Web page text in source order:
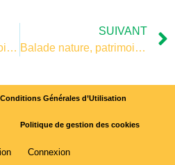
Balade nature, patrimoine et musicale aux chaumes de la Tourette à La Couronne
SUIVANT
Balade nature, patrimoine et musicale aux chaumes de la Tourette à La Couronne
Conditions Générales d’Utilisation
Politique de gestion des cookies
Connexion